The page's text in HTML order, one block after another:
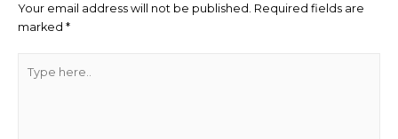
Your email address will not be published. Required fields are
marked *
here..